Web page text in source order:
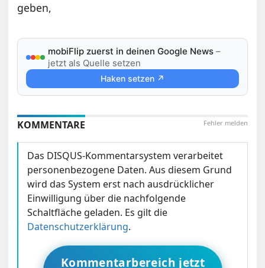
geben,
mobiFlip zuerst in deinen Google News –
jetzt als Quelle setzen
Haken setzen ↗
Fehler melden
KOMMENTARE
Das DISQUS-Kommentarsystem verarbeitet
personenbezogene Daten. Aus diesem Grund
wird das System erst nach ausdrücklicher
Einwilligung über die nachfolgende
Schaltfläche geladen. Es gilt die
Datenschutzerklärung.
Kommentarbereich jetzt